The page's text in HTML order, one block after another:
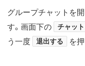
グループチャットを開
す。画面下の
チャッ
う一度
退出する を